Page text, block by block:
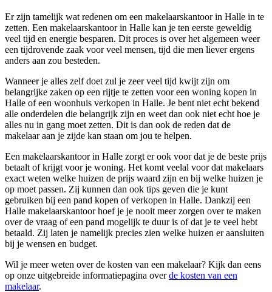
Er zijn tamelijk wat redenen om een makelaarskantoor in Halle in te
zetten. Een makelaarskantoor in Halle kan je ten eerste geweldig
veel tijd en energie besparen. Dit proces is over het algemeen weer
een tijdrovende zaak voor veel mensen, tijd die men liever ergens
anders aan zou besteden.
Wanneer je alles zelf doet zul je zeer veel tijd kwijt zijn om
belangrijke zaken op een rijtje te zetten voor een woning kopen in
Halle of een woonhuis verkopen in Halle. Je bent niet echt bekend
alle onderdelen die belangrijk zijn en weet dan ook niet echt hoe je
alles nu in gang moet zetten. Dit is dan ook de reden dat de
makelaar aan je zijde kan staan om jou te helpen.
Een makelaarskantoor in Halle zorgt er ook voor dat je de beste prijs
betaalt of krijgt voor je woning. Het komt veelal voor dat makelaars
exact weten welke huizen de prijs waard zijn en bij welke huizen je
op moet passen. Zij kunnen dan ook tips geven die je kunt
gebruiken bij een pand kopen of verkopen in Halle. Dankzij een
Halle makelaarskantoor hoef je je nooit meer zorgen over te maken
over de vraag of een pand mogelijk te duur is of dat je te veel hebt
betaald. Zij laten je namelijk precies zien welke huizen er aansluiten
bij je wensen en budget.
Wil je meer weten over de kosten van een makelaar? Kijk dan eens
op onze uitgebreide informatiepagina overde kosten van een
makelaar.